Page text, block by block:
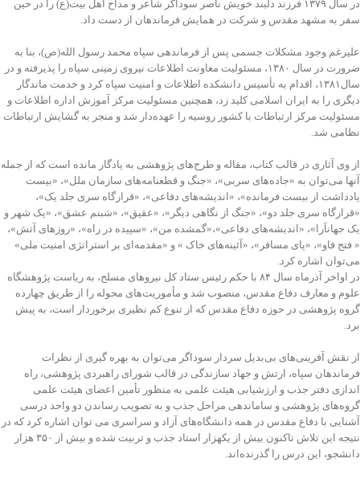
در سال ۱۳۷۹ فرزند دلبند خویش ناصر سوداگر شاعر و مداح اهل بیت(ع) را در حین
سفر به مشهد مقدس و شرکت در همایش فرماندهان از دست داد.
علیرغم وجود مشکلات جسمی پس از فرماندهی سپاه محمد رسول الله(ص)، بنا به
ضرورت در سال ۱۳۸۰، مسئولیت معاونت اطلاعات نیروی زمینی سپاه را پذیرفته و در
سال۱۳۸۱، اقدام به تأسیس دانشکده اطلاعات و امنیت سپاه کرد و خدمت ماندگار
دیگری را به ایران اسلامی کلید زد، همچنین مسئولیت مرکز آموزش اداره اطلاعات و
مسئولیت مرکز ارتباطات با کشور روسیه را عهده‌دار شد و منجر به گشایش ارتباطات
نظامی شد.
از وی آثاری در قالب کتاب، مقاله و طرح​‌های پژوهشی به یادگار مانده است که از جمله
آن​ها می‌توان به «جاده‌های سربی»، «جنگ و قطعنامه‌های سازمان ملل»، «بیست
یادداشت از بیست فرمانده»، «اندیشه‌های دفاعی»، «قرارگاه سری جلد یک»،
«قرارگاه سری جلد دو»، «جنگ از نگاهی دیگر»، «عقیق»، «شبنم عشق»، «یک شهر و
یک جهان­آرا»، «اندیشه‌های دفاعی»،«گمشده من»، «سپیده در راه»، «روزهای آتش»،
« فتح فاو»، «پای مسافر»، «آئینه‌های خاک » و «مقدمه‌ای بر استراتژی امنیت ملی»
می‌توان اشاره کرد.
در اواخر آذرماه سال ۸۴ با حکم رئیس ستاد کل نیروهای مسلح، به ریاست پژوهشگاه
علوم و معارف دفاع مقدس، منصوب شد و مأموریت‌های محوله را از طریق چهارده
گروه پژوهشی در حوزه دفاع مقدس که از تنوع کم نظیری برخوردار است، به پیش
برد.
از نقش آفرینی‌های بی‌بدیل سردار سوداگر می‌توان به بهره گیری از نظرات
فرماندهان سپاه، ارتش و جهاد سازندگی در قالب شورای راهبردی پژوهشی، راه
اندازی دفتر جذب و ارزشیابی هیئت علمی به منظور تأمین اعضای هیئت علمی
گروه‌های پژوهشی و ساماندهی مراحل جذب و به تصویب رساندن دو واحد درسی
آشنایی با دفاع مقدس در همه دانشگاه‌های آزاد و سراسری می توان اشاره کرد که در
نتیجه این تلاش تاکنون بیش از یکهزار استاد جذب و تربیت شده و بیش از ۳۵۰ هزار
دانشجو، این درس را گذرنده‌اند.